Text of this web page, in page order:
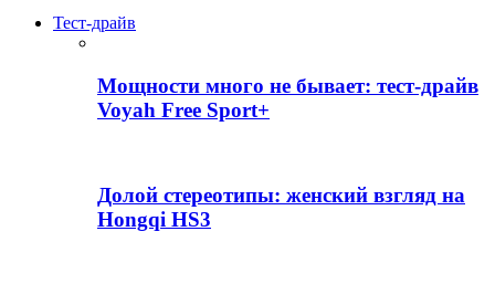
Тест-драйв
Мощности много не бывает: тест-драйв
Voyah Free Sport+
Долой стереотипы: женский взгляд на
Hongqi HS3